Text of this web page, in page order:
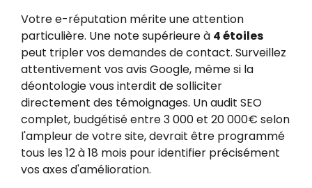
Votre e-réputation mérite une attention
particulière. Une note supérieure à 4 étoiles
peut tripler vos demandes de contact. Surveillez
attentivement vos avis Google, même si la
déontologie vous interdit de solliciter
directement des témoignages. Un audit SEO
complet, budgétisé entre 3 000 et 20 000€ selon
l'ampleur de votre site, devrait être programmé
tous les 12 à 18 mois pour identifier précisément
vos axes d'amélioration.